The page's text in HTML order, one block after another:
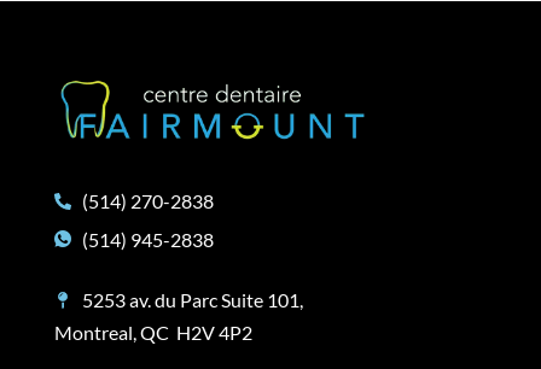
(514) 270-2838
(514) 945-2838
5253 av. du Parc Suite 101,
Montreal, QC H2V 4P2